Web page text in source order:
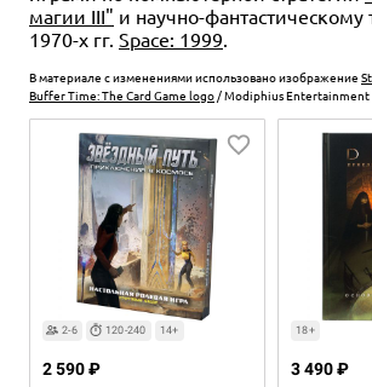
магии III" и научно-фантастическому
1970-х гг. Space: 1999
В материале с изменениями использовано изображение
Buffer Time: The Card Game logo / Modiphius Entertainment
2-6 120-240 14+
2 590 ₽
18+
3 490 ₽